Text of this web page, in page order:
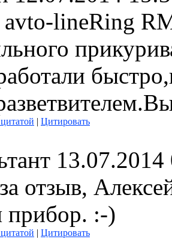
аvto-lineRing
| Цитировать
13.07.2014
отзыв,
прибор. :-)
| Цитировать